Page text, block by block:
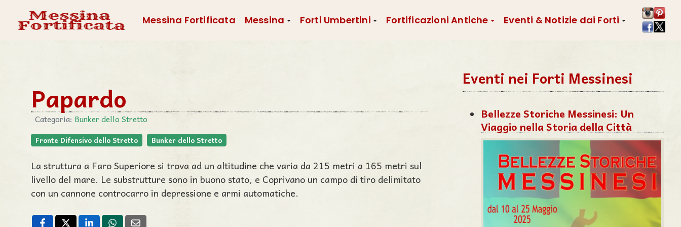
Messina Fortificata Messina Forti Umbertini Fortificazioni Antiche Eventi & Notizie dai Forti
Papardo
Categoria: Bunker dello Stretto
Fronte Difensivo dello Stretto Bunker dello Stretto
La struttura a Faro Superiore si trova ad un altitudine che varia da 215 metri a 165 metri sul
livello del mare. Le substrutture sono in buono stato, e Coprivano un campo di tiro delimitato
con un cannone controcarro in depressione e armi automatiche.
Eventi nei Forti Messinesi
Bellezze Storiche Messinesi: Un
Viaggio nella Storia della Città